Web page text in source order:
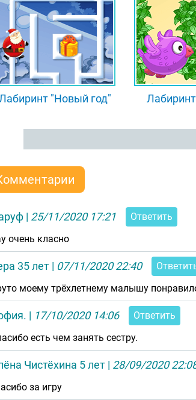
"Новый год"
| 25/11/2020 17:21
Ответить
очень класно
35 лет | 07/11/2020 22:40
моему трёхлетнему малышу
| 17/10/2020 14:06
Ответить
есть чем занять сестру.
Чистёхина 5 лет | 28/09/2020
за игру